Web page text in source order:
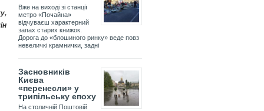
Вже на виході зі станції
метро «Почайна»
відчуваєш характерний
запах старих книжок.
Дорога до «блошиного ринку» веде повз
невеличкі крамнички, задні
Засновників
Києва
«перенесли» у
трипільську епоху
На столичній Поштовій